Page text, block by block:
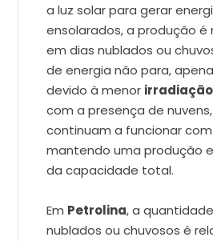
a luz solar para gerar
ensolarados, a produção é
em dias nublados ou
de energia não para,
devido à menor
com a presença de
continuam a funcionar
mantendo uma produção
da capacidade total.
Em Petrolina, a
nublados ou chuvosos é